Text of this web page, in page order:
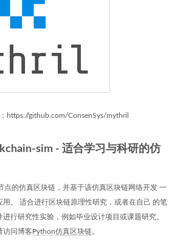
https://github.com/ConsenSys/mythril
sim - 适合学习与科研的仿
点的仿真区块链，并基于该仿真区块链网络开发 一
用。 适合进行区块链原理性研究，或者在自己 的笔
行研究性实验，例如毕业设计项目或课题研究。
访问博客Python仿真区块链。